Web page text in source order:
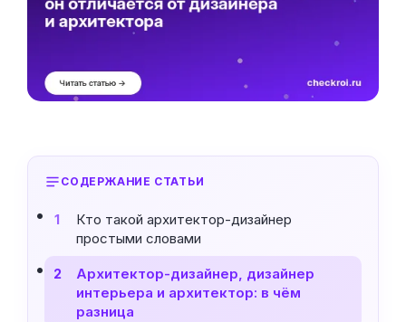
СОДЕРЖАНИЕ СТАТЬИ
1
Кто такой архитектор-дизайнер
простыми словами
2
Архитектор-дизайнер, дизайнер
интерьера и архитектор: в чём
разница